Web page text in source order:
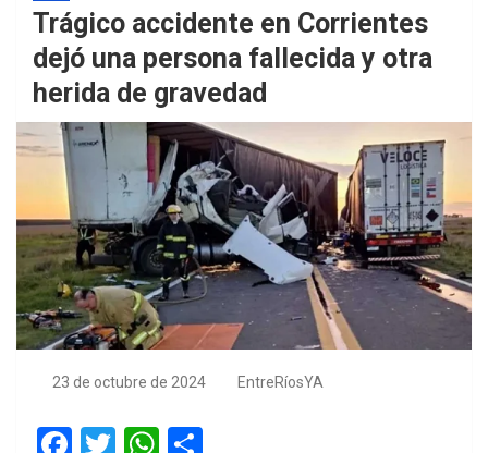
Trágico accidente en Corrientes
dejó una persona fallecida y otra
herida de gravedad
23 de octubre de 2024 EntreRíosYA
F
T
W